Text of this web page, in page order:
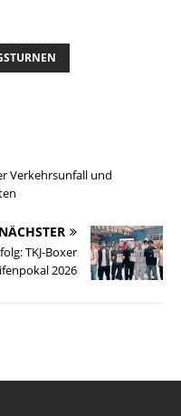
Verkehrsunfall und
NÄCHSTER
TKJ-Boxer
2026